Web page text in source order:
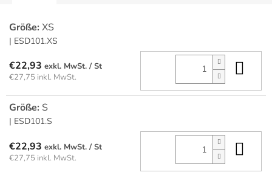
Größe: XS
| ESD101.XS
€22,93
/ St
€27,75 inkl. MwSt.
Größe: S
| ESD101.S
€22,93
/ St
€27,75 inkl. MwSt.